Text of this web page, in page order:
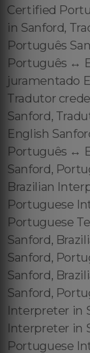
Certified
in Sanford,
Português
Português ↔️
juramentado
Tradutor
Sanford,
English
Português ↔️
Sanford,
Brazilian
Portuguese
Portuguese
Sanford,
Sanford,
Sanford,
Sanford,
Interpreter in
Interpreter in
Portuguese